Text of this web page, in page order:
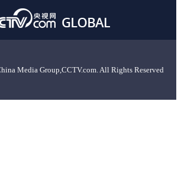
Media Group,CCTV.com. All Rights Reserved